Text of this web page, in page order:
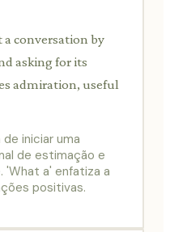
a conversation by
asking for its
admiration, useful
iniciar uma
de estimação e
'What a' enfatiza a
positivas.